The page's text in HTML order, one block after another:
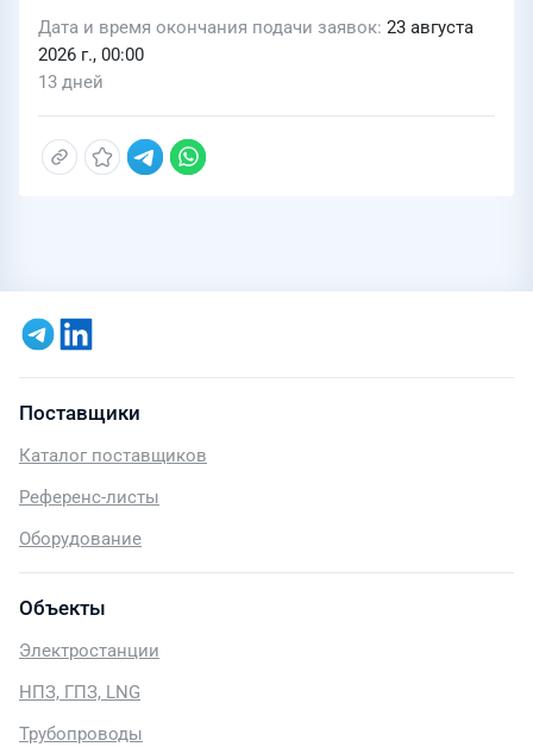
Дата и время окончания подачи заявок 23 августа
2026 г., 00:00
13 дней
Поставщики
Каталог поставщиков
Референс-листы
Оборудование
Объекты
Электростанции
НПЗ, ГПЗ, LNG
Трубопроводы